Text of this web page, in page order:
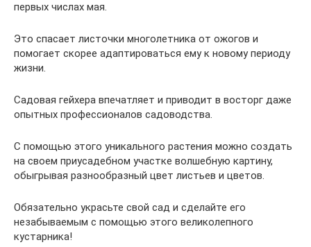
первых числах мая.
Это спасает листочки многолетника от ожогов и
помогает скорее адаптироваться ему к новому периоду
жизни.
Садовая гейхера впечатляет и приводит в восторг даже
опытных профессионалов садоводства.
С помощью этого уникального растения можно создать
на своем приусадебном участке волшебную картину,
обыгрывая разнообразный цвет листьев и цветов.
Обязательно украсьте свой сад и сделайте его
незабываемым с помощью этого великолепного
кустарника!